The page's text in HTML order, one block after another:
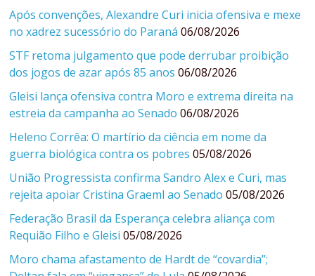
Após convenções, Alexandre Curi inicia ofensiva e mexe
no xadrez sucessório do Paraná 06/08/2026
STF retoma julgamento que pode derrubar proibição
dos jogos de azar após 85 anos 06/08/2026
Gleisi lança ofensiva contra Moro e extrema direita na
estreia da campanha ao Senado 06/08/2026
Heleno Corrêa: O martírio da ciência em nome da
guerra biológica contra os pobres 05/08/2026
União Progressista confirma Sandro Alex e Curi, mas
rejeita apoiar Cristina Graeml ao Senado 05/08/2026
Federação Brasil da Esperança celebra aliança com
Requião Filho e Gleisi 05/08/2026
Moro chama afastamento de Hardt de “covardia”;